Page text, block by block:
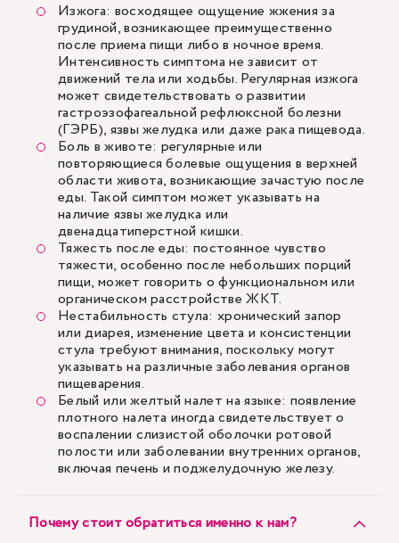
Изжога: восходящее ощущение жжения за
грудиной, возникающее преимущественно
после приема пищи либо в ночное время.
Интенсивность симптома не зависит от
движений тела или ходьбы. Регулярная изжога
может свидетельствовать о развитии
гастроэзофагеальной рефлюксной болезни
(ГЭРБ), язвы желудка или даже рака пищевода.
Боль в животе: регулярные или
повторяющиеся болевые ощущения в верхней
области живота, возникающие зачастую после
еды. Такой симптом может указывать на
наличие язвы желудка или
двенадцатиперстной кишки.
Тяжесть после еды: постоянное чувство
тяжести, особенно после небольших порций
пищи, может говорить о функциональном или
органическом расстройстве ЖКТ.
Нестабильность стула: хронический запор
или диарея, изменение цвета и консистенции
стула требуют внимания, поскольку могут
указывать на различные заболевания органов
пищеварения.
Белый или желтый налет на языке: появление
плотного налета иногда свидетельствует о
воспалении слизистой оболочки ротовой
полости или заболевании внутренних органов,
включая печень и поджелудочную железу.
Почему стоит обратиться именно к нам?